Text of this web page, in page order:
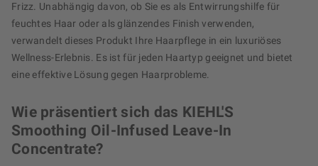
Frizz. Unabhängig davon, ob Sie es als Entwirrungshilfe für
feuchtes Haar oder als glänzendes Finish verwenden,
verwandelt dieses Produkt Ihre Haarpflege in ein luxuriöses
Wellness-Erlebnis. Es ist für jeden Haartyp geeignet und bietet
eine effektive Lösung gegen Haarprobleme.
Wie präsentiert sich das KIEHL'S
Smoothing Oil-Infused Leave-In
Concentrate?